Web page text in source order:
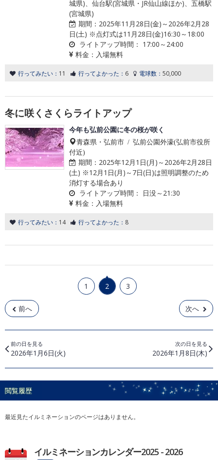
城県)、仙台駅(宮城県・JR仙山線ほか)、五橋駅
(宮城県)
期間： 2025年11月28日(金)～2026年2月28
日(土) ※点灯式は11月28日(金)16:30～18:00
ライトアップ時間： 17:00～24:00
料金： 入場無料
行ってみたい： 11 行ってよかった： 6 電球数： 50,000
冬に咲くさくらライトアップ
今年も弘前公園に冬の桜が咲く
青森県・弘前市 / 弘前公園外濠(弘前市役所
付近)
期間： 2025年12月1日(月)～2026年2月28日
(土) ※12月1日(月)～7日(日)は照明調整のため
消灯する場合あり
ライトアップ時間：
日没～21:30
料金： 入場無料
行ってみたい： 14 行ってよかった： 8
前へ
1 2 3
次へ
前の日を見る
2026年1月6日(火)
次の日を見る
2026年1月8日(木)
閲覧履歴
最近見たイルミネーションのページはありません。
イルミネーションカレンダー2025 - 2026